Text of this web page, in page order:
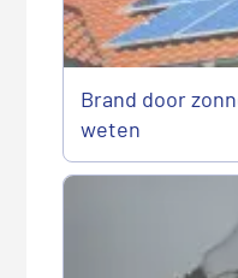
Brand door
weten